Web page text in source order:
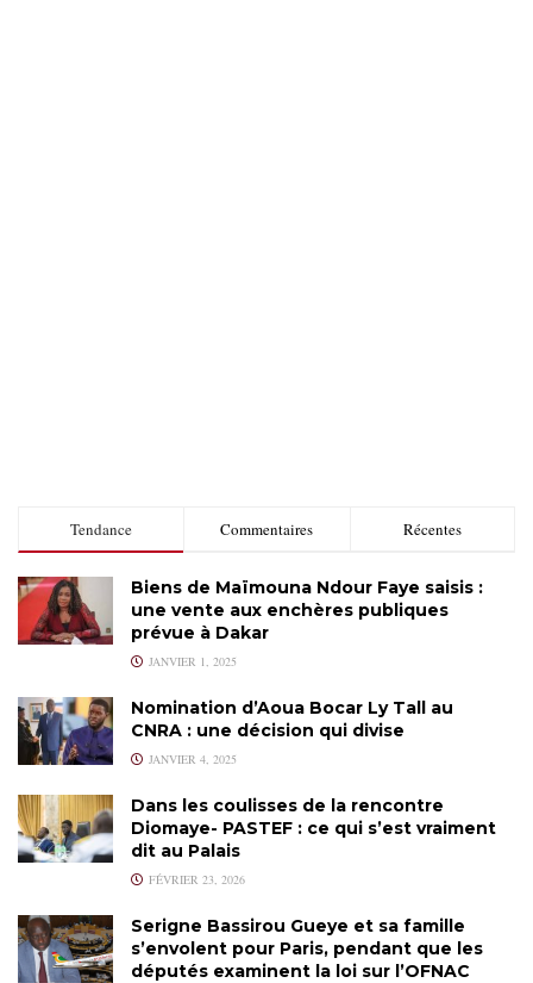
Tendance Commentaires Récentes
Biens de Maïmouna Ndour Faye saisis :
une vente aux enchères publiques
prévue à Dakar
JANVIER 1, 2025
Nomination d’Aoua Bocar Ly Tall au
CNRA : une décision qui divise
JANVIER 4, 2025
Dans les coulisses de la rencontre
Diomaye- PASTEF : ce qui s’est vraiment
dit au Palais
FÉVRIER 23, 2026
Serigne Bassirou Gueye et sa famille
s’envolent pour Paris, pendant que les
députés examinent la loi sur l’OFNAC